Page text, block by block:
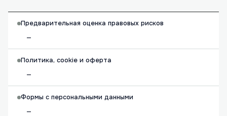
Предварительная оценка правовых рисков
—
Политика, cookie и оферта
—
Формы с персональными данными
—